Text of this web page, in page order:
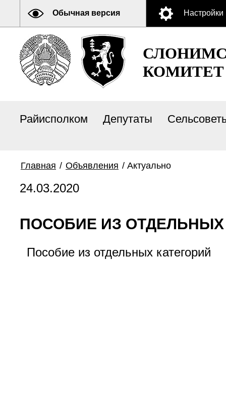
Обычная версия Настройки
КОМИТЕТ
Райисполком Депутаты
Главная / Объявления / Актуально
24.03.2020
ПОСОБИЕ ИЗ ОТДЕЛЬНЫХ
Пособие из отдельных категорий